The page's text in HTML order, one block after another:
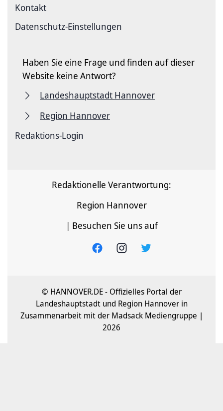
Kontakt
Datenschutz-Einstellungen
Haben Sie eine Frage und finden auf dieser
Website keine Antwort?
Landeshauptstadt Hannover
Region Hannover
Redaktions-Login
Redaktionelle Verantwortung:
Region Hannover
| Besuchen Sie uns auf
© HANNOVER.DE - Offizielles Portal der
Landeshauptstadt und Region Hannover in
Zusammenarbeit mit der Madsack Mediengruppe |
2026